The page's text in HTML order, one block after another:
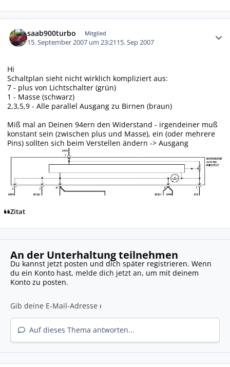
saab900turbo Mitglied
15. September 2007 um 23:2115. Sep 2007
Hi
Schaltplan sieht nicht wirklich kompliziert aus:
7 - plus von Lichtschalter (grün)
1 - Masse (schwarz)
2,3,5,9 - Alle parallel Ausgang zu Birnen (braun)
Miß mal an Deinen 94ern den Widerstand - irgendeiner muß
konstant sein (zwischen plus und Masse), ein (oder mehrere
Pins) sollten sich beim Verstellen ändern -> Ausgang
Zitat
An der Unterhaltung teilnehmen
Du kannst jetzt posten und dich später registrieren. Wenn
du ein Konto hast, melde dich jetzt an, um mit deinem
Konto zu posten.
Auf dieses Thema antworten...